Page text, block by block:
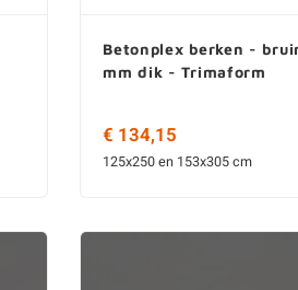
Betonplex berken -
mm dik - Trimaform
€ 134,15
125x250 en 153x305 cm